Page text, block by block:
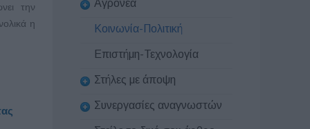
την
η
Αγρονέα
Κοινωνία-Πολιτική
Επιστήμη-Τεχνολογία
Στήλες με άποψη
Συνεργασίες αναγνωστών